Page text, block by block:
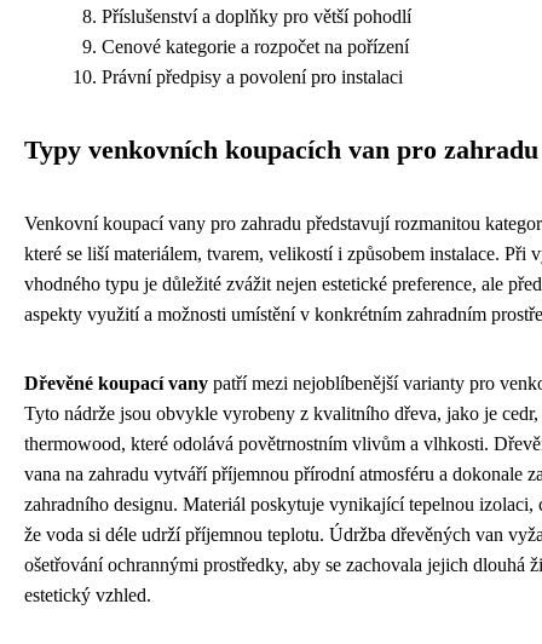
Příslušenství a doplňky pro větší pohodlí
Cenové kategorie a rozpočet na pořízení
Právní předpisy a povolení pro instalaci
Typy venkovních koupacích van pro zahradu
Venkovní koupací vany pro zahradu představují rozmanitou
které se liší materiálem, tvarem, velikostí i způsobem instalace. Při
vhodného typu je důležité zvážit nejen estetické preference, ale
aspekty využití a možnosti umístění v konkrétním zahradním
Dřevěné koupací vany patří mezi nejoblíbenější varianty pro
Tyto nádrže jsou obvykle vyrobeny z kvalitního dřeva, jako je
thermowood, které odolává povětrnostním vlivům a vlhkosti.
vana na zahradu vytváří příjemnou přírodní atmosféru a dokonale
zahradního designu. Materiál poskytuje vynikající tepelnou izolaci,
že voda si déle udrží příjemnou teplotu. Údržba dřevěných van
ošetřování ochrannými prostředky, aby se zachovala jejich dlouhá
estetický vzhled.